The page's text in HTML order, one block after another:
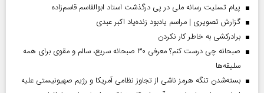
پیام تسلیت رسانه ملی در پی درگذشت استاد ابوالقاسم قاسم‌زاده
گزارش تصویری | مراسم یادبود زنده‌یاد اکبر عبدی
برادرکشی به خاطر کار نکردن
صبحانه چی درست کنم؟ معرفی ۳۰ صبحانه سریع، سالم و مقوی برای همه
سلیقه‌ها
بسته‌شدن تنگه هرمز ناشی از تجاوز نظامی آمریکا و رژیم صهیونیستی علیه